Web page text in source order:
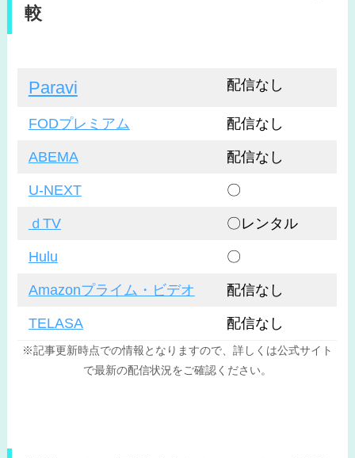
較
Paravi 配信なし
FODプレミアム 配信なし
ABEMA 配信なし
U-NEXT 〇
ｄTV 〇レンタル
Hulu 〇
Amazonプライム・ビデオ 配信なし
TELASA 配信なし
※記事更新時点での情報となりますので、詳しくは公式サイト
で最新の配信状況をご確認ください。